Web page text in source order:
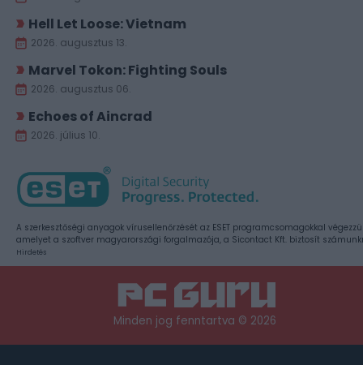
Hell Let Loose: Vietnam
2026. augusztus 13.
Marvel Tokon: Fighting Souls
2026. augusztus 06.
Echoes of Aincrad
2026. július 10.
A szerkesztőségi anyagok vírusellenőrzését az ESET programcsomagokkal
amelyet a szoftver magyarországi forgalmazója, a Sicontact Kft. biztosít
Hirdetés
Minden jog fenntartva © 2026